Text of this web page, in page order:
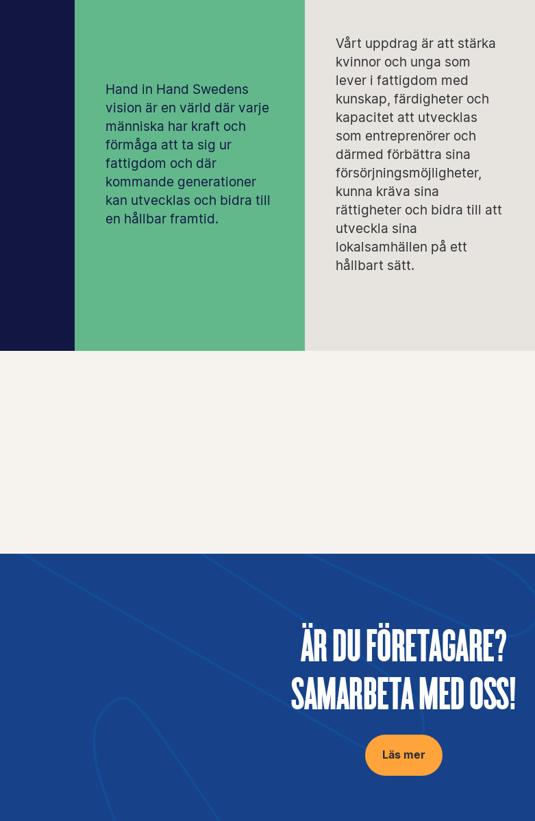
Hand in Hand Swedens
vision är en värld där varje
människa har kraft och
förmåga att ta sig ur
fattigdom och där
kommande generationer
kan utvecklas och bidra till
en hållbar framtid.
Vårt uppdrag är att stärka
kvinnor och unga som
lever i fattigdom med
kunskap, färdigheter och
kapacitet att utvecklas
som entreprenörer och
därmed förbättra sina
försörjningsmöjligheter,
kunna kräva sina
rättigheter och bidra till att
utveckla sina
lokalsamhällen på ett
hållbart sätt.
ÄR DU FÖRETAGARE?
SAMARBETA MED OSS!
Läs mer